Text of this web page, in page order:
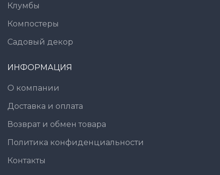
Клумбы
Компостеры
Садовый декор
ИНФОРМАЦИЯ
О компании
Доставка и оплата
Возврат и обмен товара
Политика конфиденциальности
Контакты